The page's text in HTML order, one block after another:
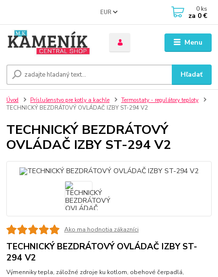
Menu
EUR
Hľadať
0 ks
za 0 €
Úvod Príslušenstvo pre kotly a kachle
Termostaty - regulátory teploty
TECHNICKÝ BEZDRÁTOVÝ OVLÁDAČ IZBY ST-294 V2
TECHNICKÝ BEZDRÁTOVÝ
OVLÁDAČ IZBY ST-294 V2
Ako ma hodnotia zákazníci
TECHNICKÝ BEZDRÁTOVÝ OVLÁDAČ IZBY ST-
294 V2
Výmenniky tepla, záložné zdroje ku kotlom, obehové čerpadlá,